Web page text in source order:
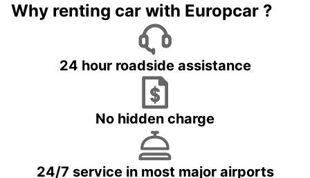
Why renting car with Europcar ?
24 hour roadside assistance
No hidden charge
24/7 service in most major airports